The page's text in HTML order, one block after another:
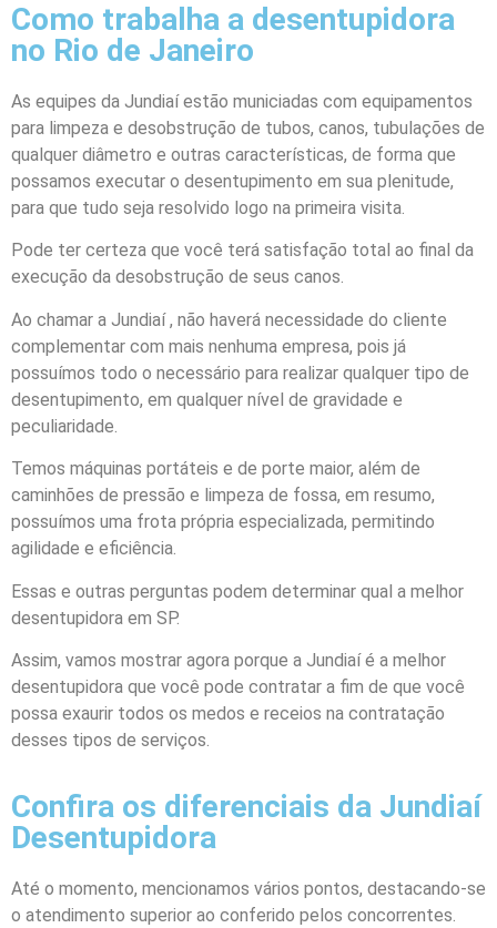
Como trabalha a desentupidora
no Rio de Janeiro
As equipes da Jundiaí estão municiadas com equipamentos
para limpeza e desobstrução de tubos, canos, tubulações de
qualquer diâmetro e outras características, de forma que
possamos executar o desentupimento em sua plenitude,
para que tudo seja resolvido logo na primeira visita.
Pode ter certeza que você terá satisfação total ao final da
execução da desobstrução de seus canos.
Ao chamar a Jundiaí , não haverá necessidade do cliente
complementar com mais nenhuma empresa, pois já
possuímos todo o necessário para realizar qualquer tipo de
desentupimento, em qualquer nível de gravidade e
peculiaridade.
Temos máquinas portáteis e de porte maior, além de
caminhões de pressão e limpeza de fossa, em resumo,
possuímos uma frota própria especializada, permitindo
agilidade e eficiência.
Essas e outras perguntas podem determinar qual a melhor
desentupidora em SP.
Assim, vamos mostrar agora porque a Jundiaí é a melhor
desentupidora que você pode contratar a fim de que você
possa exaurir todos os medos e receios na contratação
desses tipos de serviços.
Confira os diferenciais da Jundiaí
Desentupidora
Até o momento, mencionamos vários pontos, destacando-se
o atendimento superior ao conferido pelos concorrentes.